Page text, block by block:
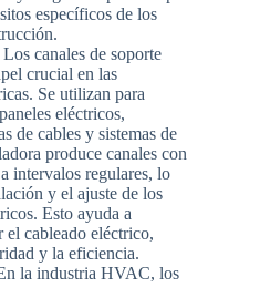
específicos de los
canales de soporte
crucial en las
Se utilizan para
eléctricos,
de cables y sistemas de
produce canales con
intervalos regulares, lo
y el ajuste de los
Esto ayuda a
el cableado eléctrico,
y la eficiencia.
la industria HVAC, los